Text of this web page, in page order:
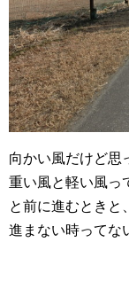
向かい風だけど思
重い風と軽い風っ
と前に進むときと
進まない時ってな